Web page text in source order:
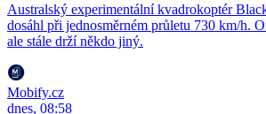
Australský experimentální kvadrokoptér
dosáhl při jednosměrném průletu 730 km/h.
ale stále drží někdo jiný.
Mobify.cz
dnes, 08:58